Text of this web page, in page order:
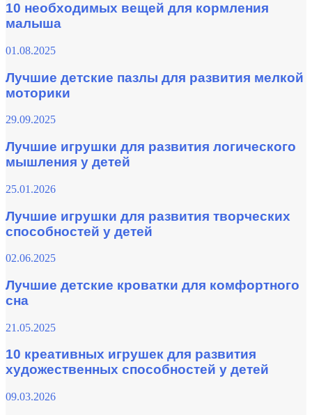
10 необходимых вещей для кормления
малыша
01.08.2025
Лучшие детские пазлы для развития мелкой
моторики
29.09.2025
Лучшие игрушки для развития логического
мышления у детей
25.01.2026
Лучшие игрушки для развития творческих
способностей у детей
02.06.2025
Лучшие детские кроватки для комфортного
сна
21.05.2025
10 креативных игрушек для развития
художественных способностей у детей
09.03.2026